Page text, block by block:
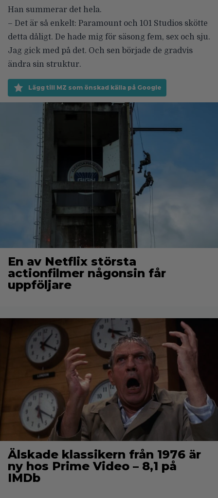
Han summerar det hela.
– Det är så enkelt: Paramount och 101 Studios skötte
detta dåligt. De hade mig för säsong fem, sex och sju.
Jag gick med på det. Och sen började de gradvis
ändra sin struktur.
Lägg till MZ som önskad källa på Google
En av Netflix största
actionfilmer någonsin får
uppföljare
Älskade klassikern från 1976 är
ny hos Prime Video – 8,1 på
IMDb